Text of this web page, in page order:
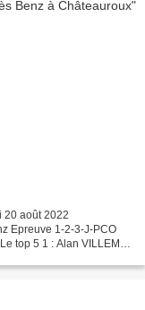
Epreuve 1-2-3-J-PCO
top 5 1 : Alan VILLEMIN